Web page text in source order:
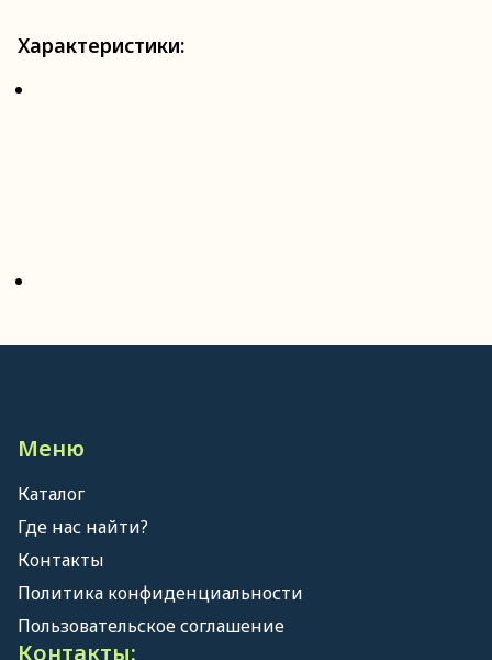
Характеристики:
Меню
Каталог
Где нас найти?
Контакты
Политика конфиденциальности
Пользовательское соглашение
Контакты: